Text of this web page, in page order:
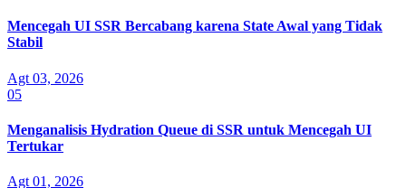
Mencegah UI SSR Bercabang karena State Awal yang Tidak
Stabil
Agt 03, 2026
05
Menganalisis Hydration Queue di SSR untuk Mencegah UI
Tertukar
Agt 01, 2026